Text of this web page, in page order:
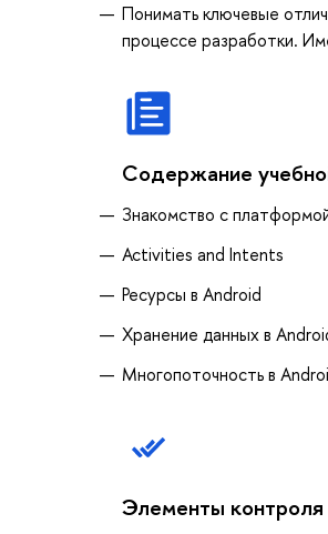
Понимать ключевые
процессе разработки.
Содержание
Знакомство с
Activities and Intents
Ресурсы в Android
Хранение данных в
Многопоточность в
Элементы контроля